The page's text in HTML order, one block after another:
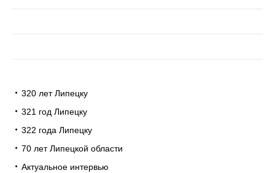
320 лет Липецку
321 год Липецку
322 года Липецку
70 лет Липецкой области
Актуальное интервью